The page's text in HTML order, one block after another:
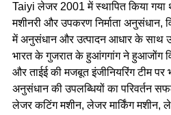
Taiyi लेजर 2001 में स्थापित किया
मशीनरी और उपकरण निर्माता
में अनुसंधान और उत्पादन आधार के साथ
भारत के गुजरात के हुआंगगांग ने हुआजोंग
और ताईई की मजबूत इंजीनियरिंग टीम पर
अनुसंधान की उपलब्धियों का परिवर्तन
लेजर कटिंग मशीन, लेजर मार्किंग मशीन,